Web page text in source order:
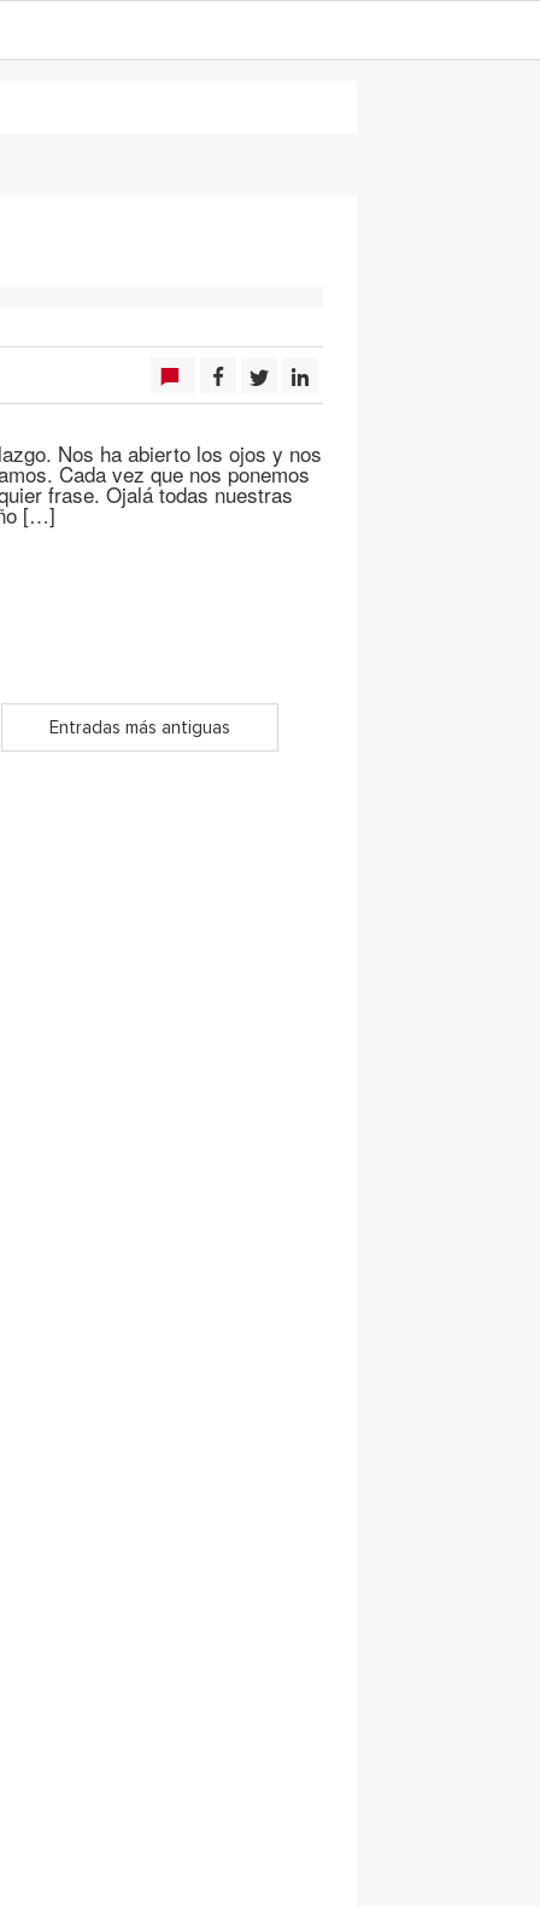
Nos ha abierto los ojos y nos
Cada vez que nos ponemos
frase. Ojalá todas nuestras
[…]
Entradas más antiguas